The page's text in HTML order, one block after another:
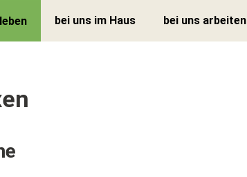
bei uns im Haus bei uns arbeiten